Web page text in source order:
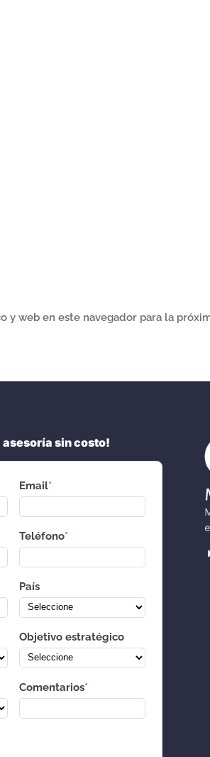
y web en este navegador para la
asesoría sin costo!
Email*
Teléfono*
País
Objetivo estratégico
Comentarios*